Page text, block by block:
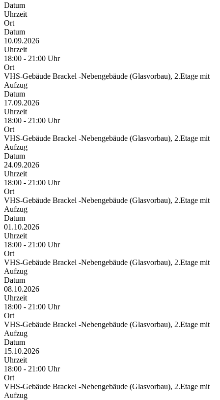
Datum
Uhrzeit
Ort
Datum
10.09.2026
Uhrzeit
18:00 - 21:00 Uhr
Ort
VHS-Gebäude Brackel -Nebengebäude (Glasvorbau), 2.Etage mit
Aufzug
Datum
17.09.2026
Uhrzeit
18:00 - 21:00 Uhr
Ort
VHS-Gebäude Brackel -Nebengebäude (Glasvorbau), 2.Etage mit
Aufzug
Datum
24.09.2026
Uhrzeit
18:00 - 21:00 Uhr
Ort
VHS-Gebäude Brackel -Nebengebäude (Glasvorbau), 2.Etage mit
Aufzug
Datum
01.10.2026
Uhrzeit
18:00 - 21:00 Uhr
Ort
VHS-Gebäude Brackel -Nebengebäude (Glasvorbau), 2.Etage mit
Aufzug
Datum
08.10.2026
Uhrzeit
18:00 - 21:00 Uhr
Ort
VHS-Gebäude Brackel -Nebengebäude (Glasvorbau), 2.Etage mit
Aufzug
Datum
15.10.2026
Uhrzeit
18:00 - 21:00 Uhr
Ort
VHS-Gebäude Brackel -Nebengebäude (Glasvorbau), 2.Etage mit
Aufzug